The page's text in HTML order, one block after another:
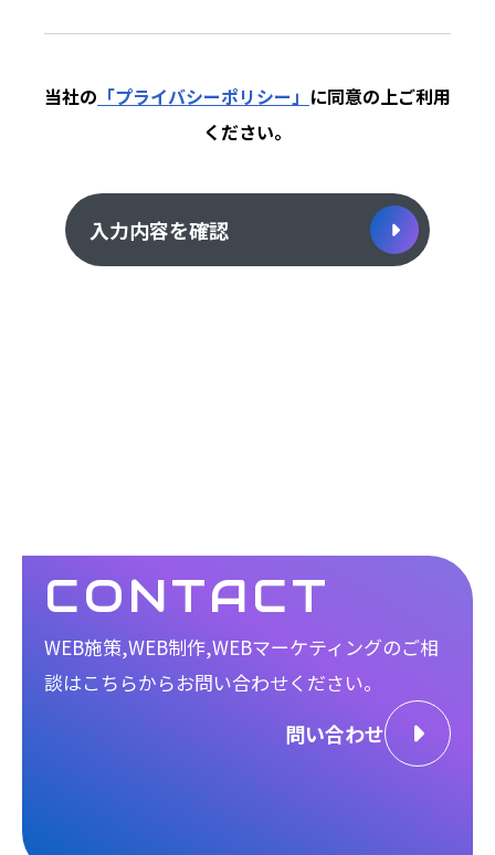
当社の 「プライバシーポリシー」 に同意の上ご利用
ください。
入力内容を確認
CONTACT
WEB施策,WEB制作,WEBマーケティングのご相
談はこちらからお問い合わせください。
問い合わせ